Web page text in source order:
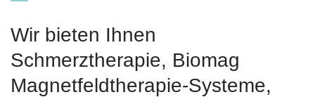
Wir bieten Ihnen
Schmerztherapie, Biomag
Magnetfeldtherapie-Systeme,